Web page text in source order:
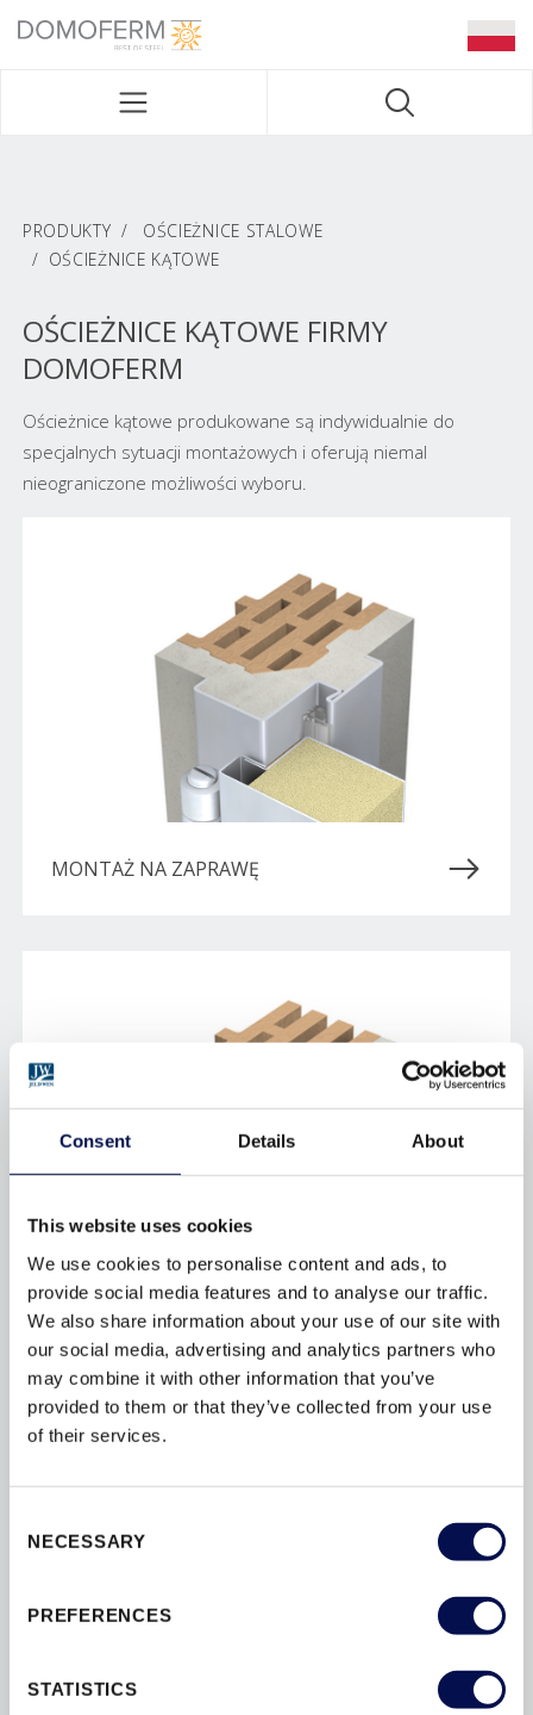
Consent Details About
This website uses cookies
We use cookies to personalise content and ads, to
provide social media features and to analyse our traffic.
We also share information about your use of our site with
our social media, advertising and analytics partners who
may combine it with other information that you’ve
provided to them or that they’ve collected from your use
of their services.
Selection
NECESSARY
PREFERENCES
STATISTICS
DOMOFERM NAVIGATION
PRODUKTY
OŚCIEŻNICE STALOWE
OŚCIEŻNICE KĄTOWE
OŚCIEŻNICE KĄTOWE FIRMY
DOMOFERM
Ościeżnice kątowe produkowane są indywidualnie do
specjalnych sytuacji montażowych i oferują niemal
nieograniczone możliwości wyboru.
MONTAŻ NA ZAPRAWĘ
Z WPUSTEM CIENIOWYM (MONTAŻ NA
ZAPRAWĘ)